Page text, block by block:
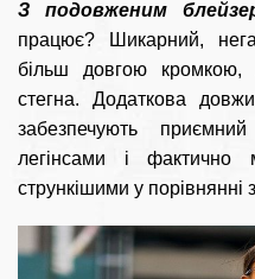
З подовженим
працює? Шикарний,
більш довгою кромкою,
стегна. Додаткова
забезпечують
легінсами і фактично
стрункішими у